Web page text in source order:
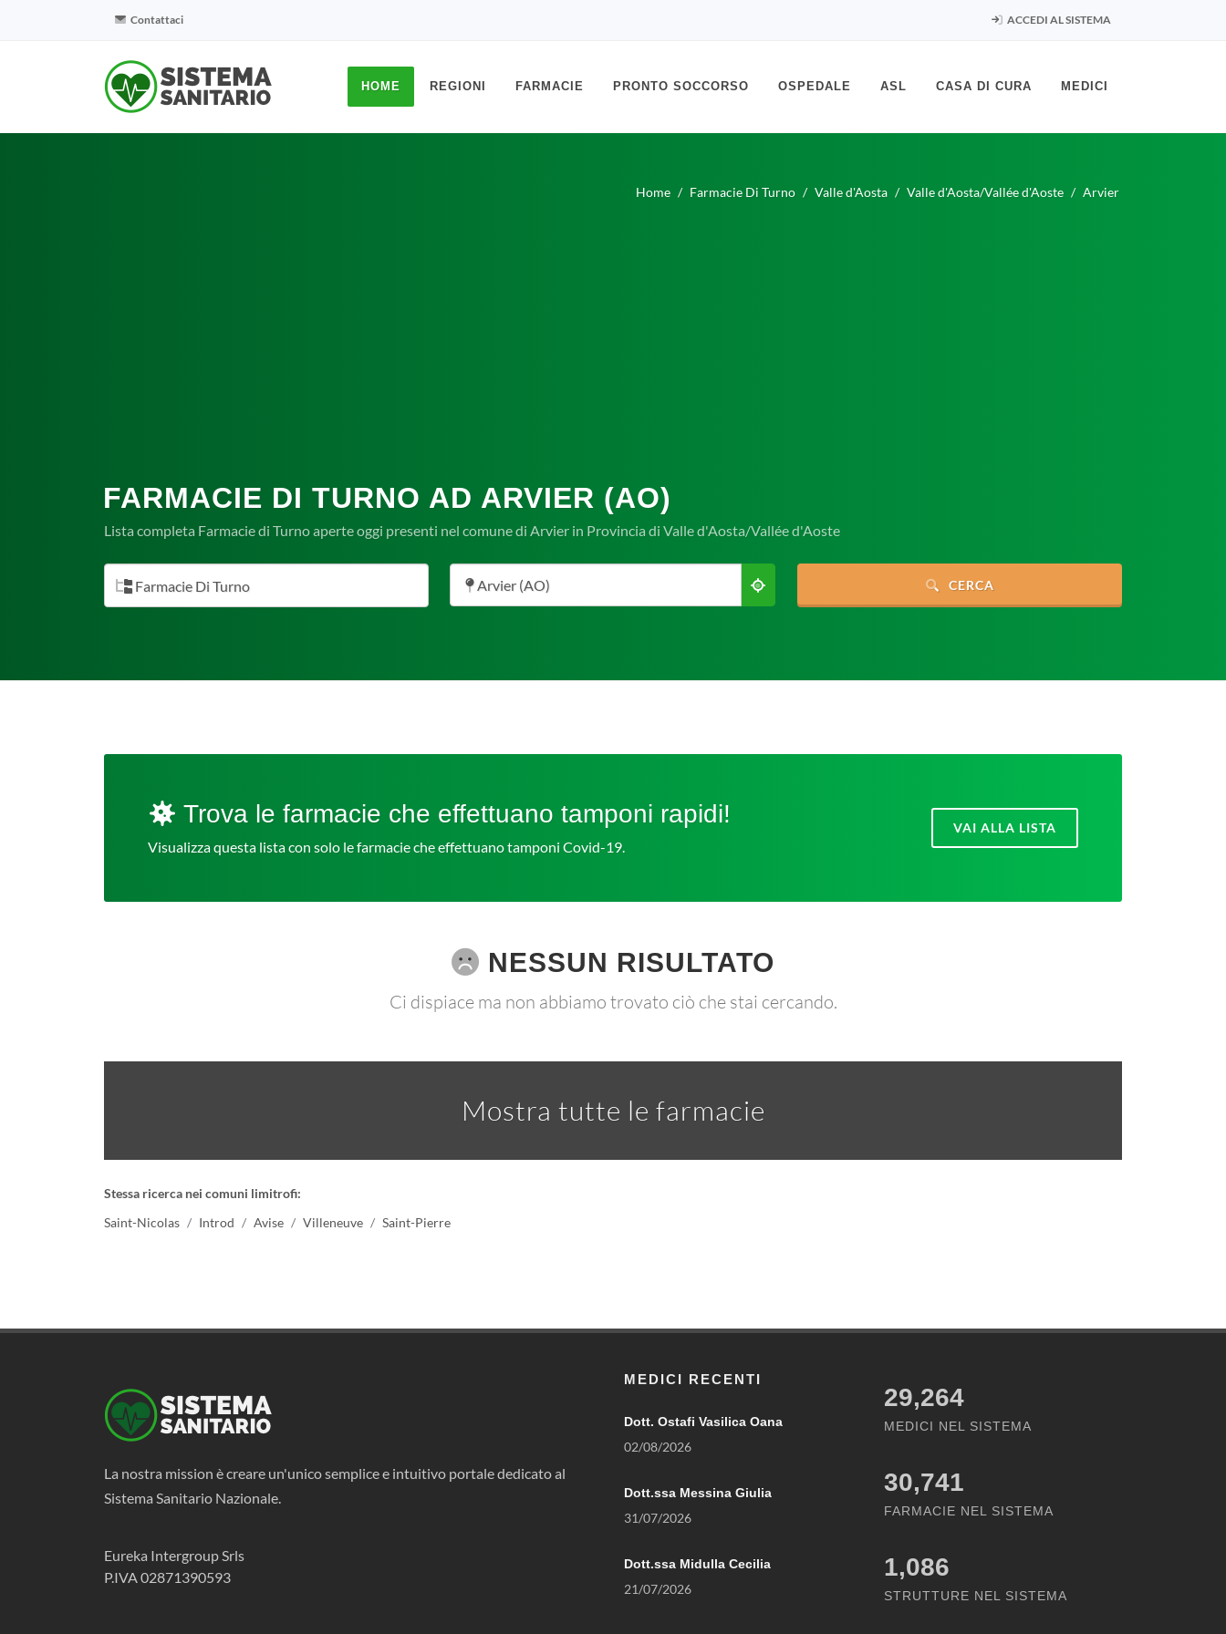
Contattaci ACCEDI AL SISTEMA
HOME REGIONI FARMACIE PRONTO SOCCORSO OSPEDALE ASL CASA DI CURA MEDICI
Home Farmacie Di Turno Valle d'Aosta Valle d'Aosta/Vallée d'Aoste Arvier
FARMACIE DI TURNO AD ARVIER (AO)
Lista completa Farmacie di Turno aperte oggi presenti nel comune di Arvier in Provincia di Valle d'Aosta/Vallée d'Aoste
Farmacie Di Turno Arvier (AO) CERCA
Trova le farmacie che effettuano tamponi rapidi!
Visualizza questa lista con solo le farmacie che effettuano tamponi Covid-19.
VAI ALLA LISTA
NESSUN RISULTATO
Ci dispiace ma non abbiamo trovato ciò che stai cercando.
Mostra tutte le farmacie
Stessa ricerca nei comuni limitrofi:
Saint-Nicolas
Introd Avise Villeneuve Saint-Pierre
La nostra mission è creare un'unico semplice e intuitivo portale dedicato al
Sistema Sanitario Nazionale.
Eureka Intergroup Srls
P.IVA 02871390593
MEDICI RECENTI
Dott. Ostafi Vasilica Oana
02/08/2026
Dott.ssa Messina Giulia
31/07/2026
Dott.ssa Midulla Cecilia
21/07/2026
29,264
MEDICI NEL SISTEMA
30,741
FARMACIE NEL SISTEMA
1,086
STRUTTURE NEL SISTEMA